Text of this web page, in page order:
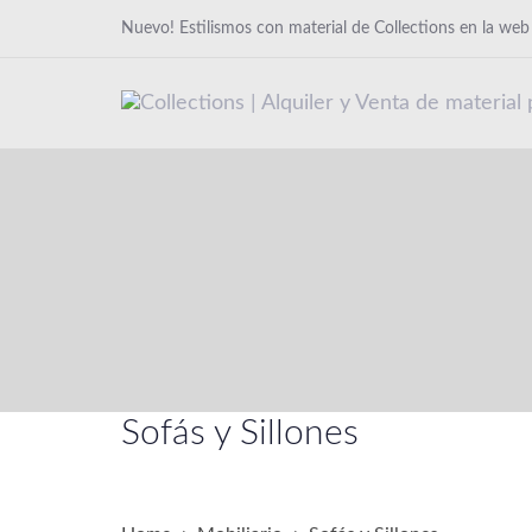
Nuevo! Estilismos con material de Collections en la
Sofás y Sillones